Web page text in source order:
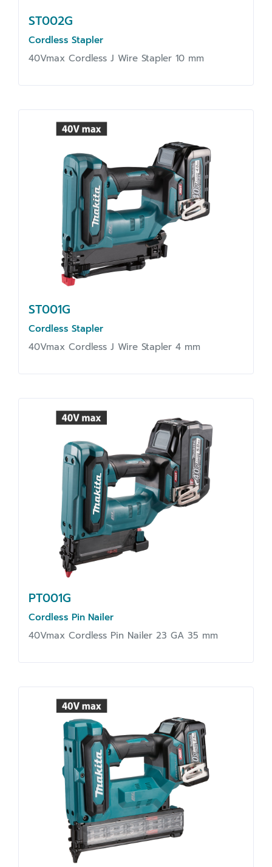
ST002G
Cordless Stapler
40Vmax Cordless J Wire Stapler 10 mm
ST001G
Cordless Stapler
40Vmax Cordless J Wire Stapler 4 mm
PT001G
Cordless Pin Nailer
40Vmax Cordless Pin Nailer 23 GA 35 mm